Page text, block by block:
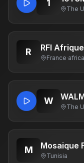
1
R RFI Afrique
France·africa
W
M Mosaique
Tunisia